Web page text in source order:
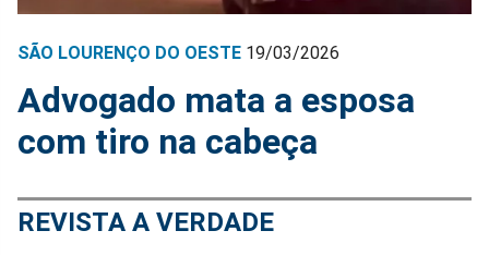
SÃO LOURENÇO DO OESTE 19/03/2026
Advogado mata a esposa
com tiro na cabeça
REVISTA A VERDADE